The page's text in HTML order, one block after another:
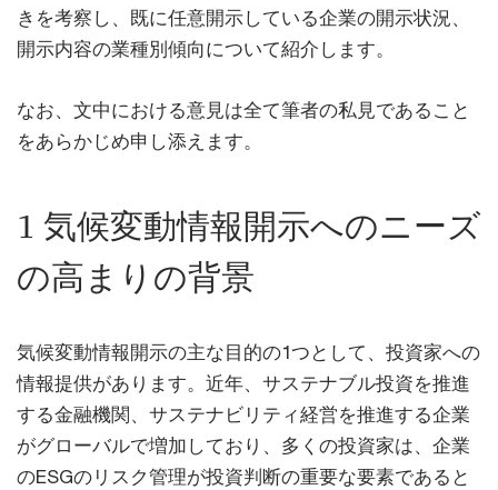
きを考察し、既に任意開示している企業の開示状況、
開示内容の業種別傾向について紹介します。
なお、文中における意見は全て筆者の私見であること
をあらかじめ申し添えます。
1 気候変動情報開示へのニーズ
の高まりの背景
気候変動情報開示の主な目的の1つとして、投資家への
情報提供があります。近年、サステナブル投資を推進
する金融機関、サステナビリティ経営を推進する企業
がグローバルで増加しており、多くの投資家は、企業
のESGのリスク管理が投資判断の重要な要素であると